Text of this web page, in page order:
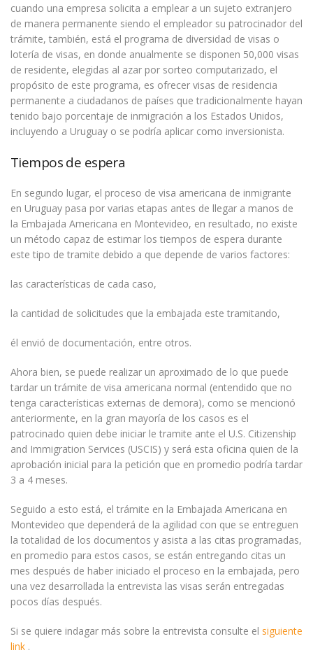
cuando una empresa solicita a emplear a un sujeto extranjero
de manera permanente siendo el empleador su patrocinador del
trámite, también, está el programa de diversidad de visas o
lotería de visas, en donde anualmente se disponen 50,000 visas
de residente, elegidas al azar por sorteo computarizado, el
propósito de este programa, es ofrecer visas de residencia
permanente a ciudadanos de países que tradicionalmente hayan
tenido bajo porcentaje de inmigración a los Estados Unidos,
incluyendo a Uruguay o se podría aplicar como inversionista.
Tiempos de espera
En segundo lugar, el proceso de visa americana de inmigrante
en Uruguay pasa por varias etapas antes de llegar a manos de
la Embajada Americana en Montevideo, en resultado, no existe
un método capaz de estimar los tiempos de espera durante
este tipo de tramite debido a que depende de varios factores:
las características de cada caso,
la cantidad de solicitudes que la embajada este tramitando,
él envió de documentación, entre otros.
Ahora bien, se puede realizar un aproximado de lo que puede
tardar un trámite de visa americana normal (entendido que no
tenga características externas de demora), como se mencionó
anteriormente, en la gran mayoría de los casos es el
patrocinado quien debe iniciar le tramite ante el U.S. Citizenship
and Immigration Services (USCIS) y será esta oficina quien de la
aprobación inicial para la petición que en promedio podría tardar
3 a 4 meses.
Seguido a esto está, el trámite en la Embajada Americana en
Montevideo que dependerá de la agilidad con que se entreguen
la totalidad de los documentos y asista a las citas programadas,
en promedio para estos casos, se están entregando citas un
mes después de haber iniciado el proceso en la embajada, pero
una vez desarrollada la entrevista las visas serán entregadas
pocos días después.
Si se quiere indagar más sobre la entrevista consulte el siguiente
link .